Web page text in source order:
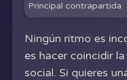
Principal contrapartida
Ningún ritmo es
es hacer coincidir
social. Si quieres